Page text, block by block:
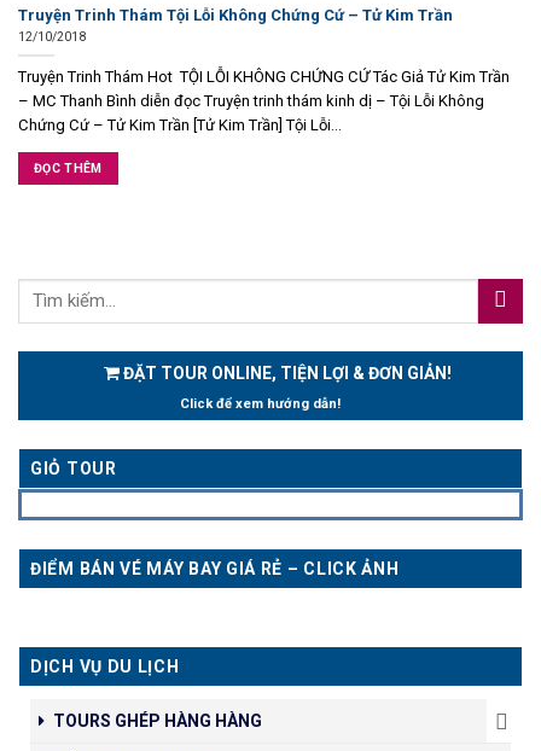
Truyện Trinh Thám Tội Lỗi Không Chứng Cứ – Tử Kim Trần
12/10/2018
Truyện Trinh Thám Hot TỘI LỖI KHÔNG CHỨNG CỨ Tác Giả Tử Kim Trần
– MC Thanh Bình diễn đọc Truyện trinh thám kinh dị – Tội Lỗi Không
Chứng Cứ – Tử Kim Trần [Tử Kim Trần] Tội Lỗi...
ĐỌC THÊM
ĐẶT TOUR ONLINE, TIỆN LỢI & ĐƠN GIẢN!
Click để xem hướng dẫn!
GIỎ TOUR
ĐIỂM BÁN VÉ MÁY BAY GIÁ RẺ – CLICK ẢNH
DỊCH VỤ DU LỊCH
TOURS GHÉP HÀNG HÀNG